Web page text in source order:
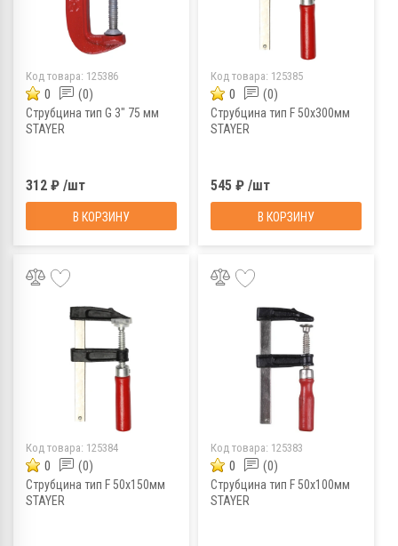
Код товара: 125386
0 (0)
Струбцина тип G 3" 75 мм
STAYER
312 ₽ /шт
В КОРЗИНУ
Код товара: 125385
0 (0)
Струбцина тип F 50х300мм
STAYER
545 ₽ /шт
В КОРЗИНУ
Код товара: 125384
0 (0)
Струбцина тип F 50х150мм
STAYER
Код товара: 125383
0 (0)
Струбцина тип F 50х100мм
STAYER